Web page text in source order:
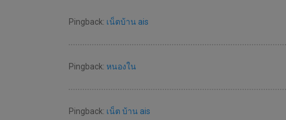
Pingback: เน็ตบ้าน ais
Pingback: หนองใน
Pingback: เน็ต บ้าน ais